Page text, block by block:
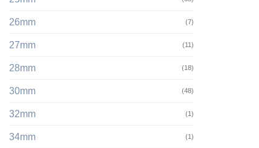
26mm (7)
27mm (11)
28mm (18)
30mm (48)
32mm (1)
34mm (1)